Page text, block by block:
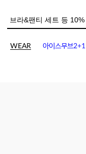
WEAR 아이스무브2+1